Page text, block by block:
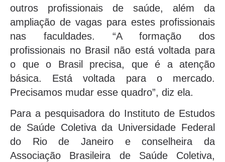
outros profissionais de saúde, além da
ampliação de vagas para estes profissionais
nas faculdades. “A formação dos
profissionais no Brasil não está voltada para
o que o Brasil precisa, que é a atenção
básica. Está voltada para o mercado.
Precisamos mudar esse quadro”, diz ela.
Para a pesquisadora do Instituto de Estudos
de Saúde Coletiva da Universidade Federal
do Rio de Janeiro e conselheira da
Associação Brasileira de Saúde Coletiva,